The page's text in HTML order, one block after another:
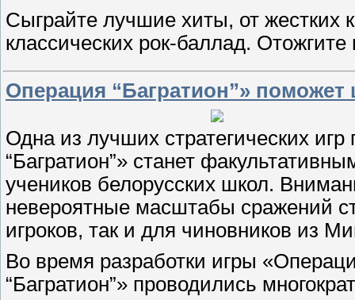
Сыграйте лучшие хиты, от жестких
классических рок-баллад.
Операция “Багратион”»
Одна из лучших стратегических
“Багратион”» станет
учеников белорусских школ.
невероятные масштабы сражений
игроков, так и для чиновников из
Во время разработки игры
“Багратион”» проводились